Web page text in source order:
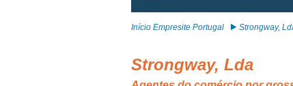
Início Empresite Portugal Strongway,
Strongway, Lda